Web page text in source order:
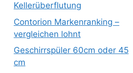
Kellerüberflutung
Contorion Markenranking –
vergleichen lohnt
Geschirrspüler 60cm oder 45
cm